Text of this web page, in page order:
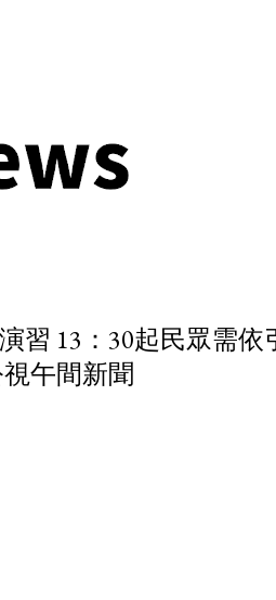
習 13：30起民眾需依
午間新聞